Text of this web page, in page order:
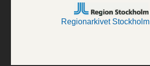
Regionarkivet Stockholm